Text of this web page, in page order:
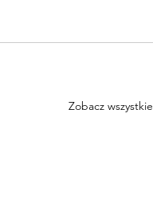
Zobacz wszystkie